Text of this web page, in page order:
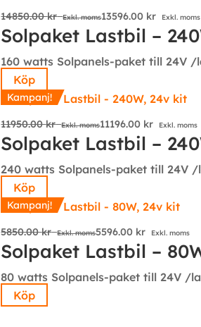
14850.00kr Exkl. moms13596.00 kr Exkl. moms
Solpaket Lastbil –
160 watts Solpanels-paket till 24V
Köp
Kampanj!
11950.00kr Exkl. moms11196.00 kr Exkl. moms
Solpaket Lastbil –
240 watts Solpanels-paket till 24V
Köp
Kampanj!
5850.00kr Exkl. moms5596.00 kr Exkl. moms
Solpaket Lastbil –
80 watts Solpanels-paket till 24V /
Köp